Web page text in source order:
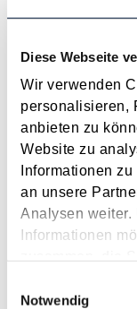
Diese Webseite
Wir verwenden
personalisieren,
anbieten zu
Website zu
Informationen
an unsere
Analysen weiter.
Informationen
gesammelt haben.
Notwendig
gekennzeichnet.
-
März 2019
In den letzten Jahren
anhängigen Verfahren bezüglich des Anspruchs von
Dienstleistungsbetrieben auf die Rückvergütung
Energieabgaben berichtet. Bekanntermaßen wurde mit dem